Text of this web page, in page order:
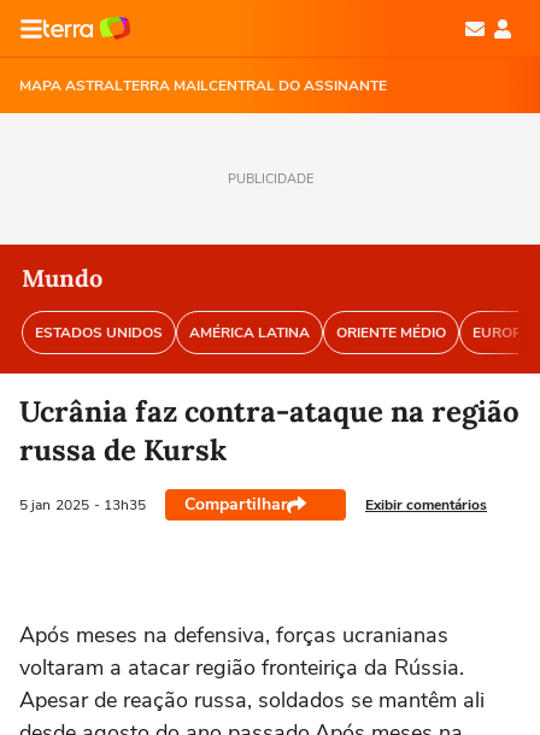
MAPA ASTRALTERRA MAILCENTRAL DO ASSINANTE
PUBLICIDADE
Mundo
ESTADOS UNIDOS AMÉRICA LATINA ORIENTE MÉDIO EUROPA
Ucrânia faz contra-ataque na região
russa de Kursk
5 jan 2025 - 13h35 Compartilhar Exibir comentários
Após meses na defensiva, forças ucranianas
voltaram a atacar região fronteiriça da Rússia.
Apesar de reação russa, soldados se mantêm ali